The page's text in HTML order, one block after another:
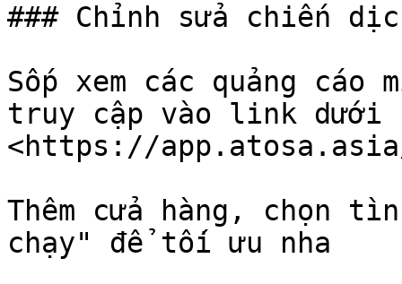
### Chỉnh sửa chiến
Sốp xem các quảng cáo
truy cập vào link dưới
<https://
Thêm cửa hàng, chọn
chạy" để tối ưu nha